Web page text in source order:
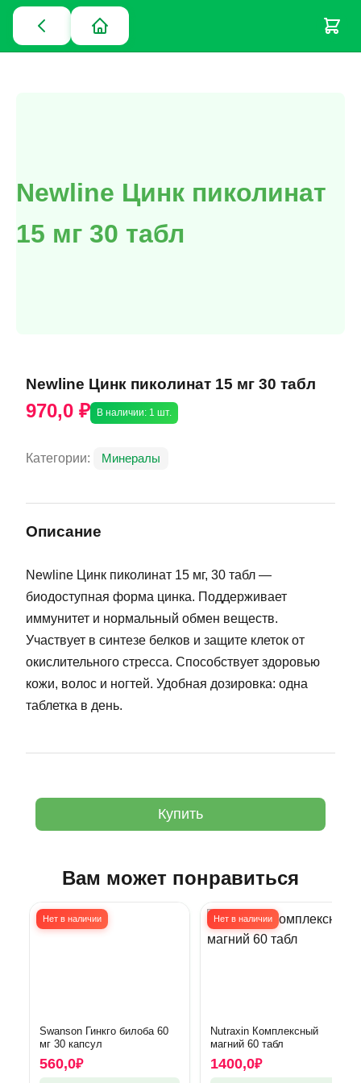
Newline Цинк пиколинат
15 мг 30 табл
Newline Цинк пиколинат 15 мг 30 табл
970,0 ₽ В наличии: 1 шт.
Категории: Минералы
Описание
Newline Цинк пиколинат 15 мг, 30 табл —
биодоступная форма цинка. Поддерживает
иммунитет и нормальный обмен веществ.
Участвует в синтезе белков и защите клеток от
окислительного стресса. Способствует здоровью
кожи, волос и ногтей. Удобная дозировка: одна
таблетка в день.
Купить
Вам может понравиться
Нет в наличии
Swanson Гинкго билоба 60
мг 30 капсул
560,0₽
Нет в наличии
Nutraxin Комплексный
магний 60 табл
1400,0₽